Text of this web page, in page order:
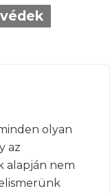
olyan
az
alapján nem